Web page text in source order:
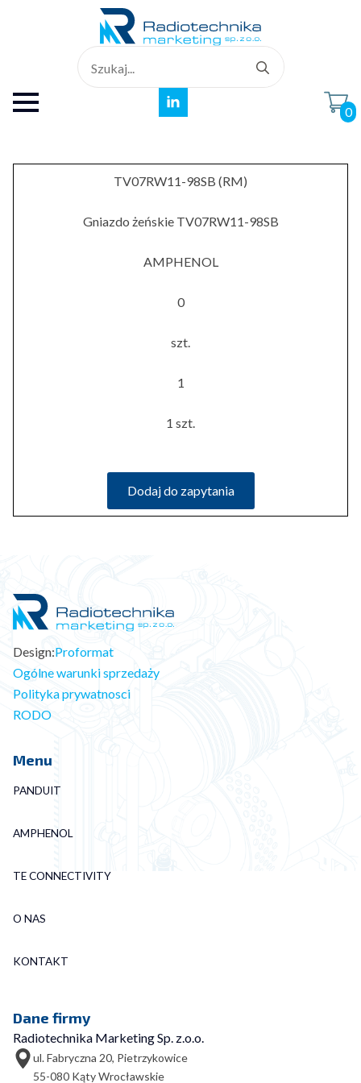
for:
0
TV07RW11-98SB (RM)
Gniazdo żeńskie TV07RW11-98SB
AMPHENOL
0
szt.
1
1 szt.
Dodaj do zapytania
Design:Proformat
Ogólne warunki sprzedaży
Polityka prywatnosci
RODO
Menu
PANDUIT
AMPHENOL
TE CONNECTIVITY
O NAS
KONTAKT
Dane firmy
Radiotechnika Marketing Sp. z.o.o.
ul. Fabryczna 20, Pietrzykowice
55-080 Kąty Wrocławskie